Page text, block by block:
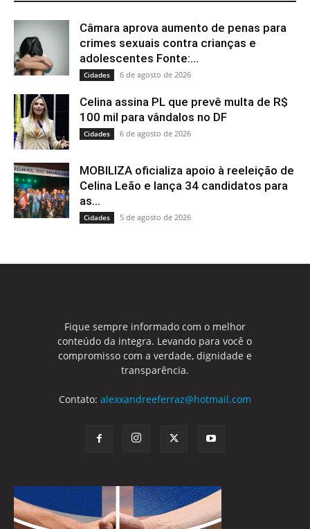
Câmara aprova aumento de penas para
crimes sexuais contra crianças e
adolescentes Fonte:...
Cidades 6 de agosto de 2026
Celina assina PL que prevê multa de R$
100 mil para vândalos no DF
Cidades 6 de agosto de 2026
MOBILIZA oficializa apoio à reeleição de
Celina Leão e lança 34 candidatos para
as...
Cidades 5 de agosto de 2026
Fique sempre informado com o melhor
conteúdo da integra. Levando para você o
compromisso com a verdade, dignidade e
transparência.
Contato: alexxandreeferraz@hotmail.com